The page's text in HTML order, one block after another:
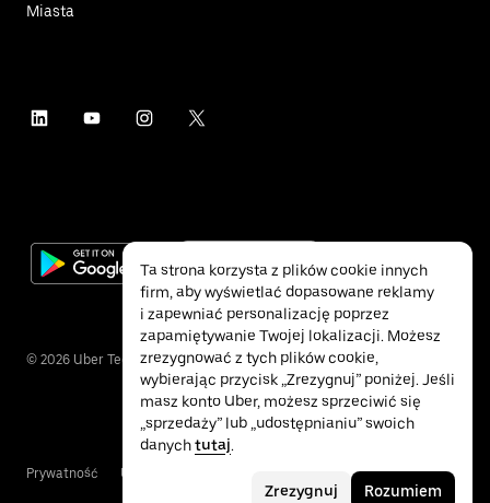
Miasta
© 2026 Uber Technologies Inc.
Prywatność Ułatwienia dostępu
Ta strona korzysta z plików cookie innych
firm, aby wyświetlać dopasowane reklamy
i zapewniać personalizację poprzez
zapamiętywanie Twojej lokalizacji. Możesz
zrezygnować z tych plików cookie,
wybierając przycisk „Zrezygnuj” poniżej. Jeśli
masz konto Uber, możesz sprzeciwić się
„sprzedaży” lub „udostępnianiu” swoich
danychtutaj.
Zrezygnuj Rozumiem